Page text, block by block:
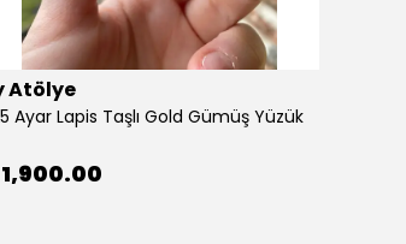
Atölye
Ayar Lapis Taşlı Gold Gümüş Yüzük